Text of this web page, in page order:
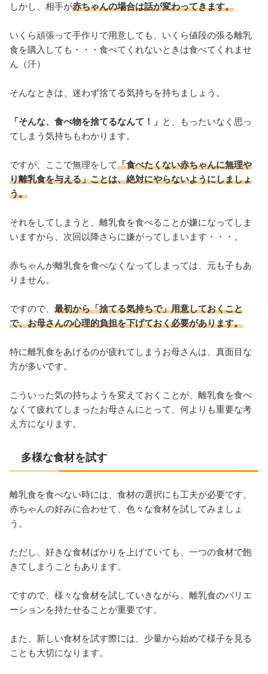
しかし、相手が赤ちゃんの場合は話が変わってきます。
いくら頑張って手作りで用意しても、いくら値段の張る離乳
食を購入しても・・・食べてくれないときは食べてくれませ
ん（汗）
そんなときは、迷わず捨てる気持ちを持ちましょう。
「そんな、食べ物を捨てるなんて！」 と、もったいなく思っ
てしまう気持ちもわかります。
ですが、ここで無理をして「食べたくない赤ちゃんに無理や
り離乳食を与える」ことは、絶対にやらないようにしましょ
う。
それをしてしまうと、離乳食を食べることが嫌になってしま
いますから、次回以降さらに嫌がってしまいます・・・。
赤ちゃんが離乳食を食べなくなってしまっては、元も子もあ
りません。
ですので、 最初から「捨てる気持ちで」用意しておくこと
で、お母さんの心理的負担を下げておく必要があります。
特に離乳食をあげるのが疲れてしまうお母さんは、真面目な
方が多いです。
こういった気の持ちようを変えておくことが、離乳食を食べ
なくて疲れてしまったお母さんにとって、何よりも重要な考
え方になります。
多様な食材を試す
離乳食を食べない時には、食材の選択にも工夫が必要です。
赤ちゃんの好みに合わせて、色々な食材を試してみましょ
う。
ただし、好きな食材ばかりを上げていても、一つの食材で飽
きてしまうこともあります。
ですので、様々な食材を試していきながら、離乳食のバリエ
ーションを持たせることが重要です。
また、新しい食材を試す際には、少量から始めて様子を見る
ことも大切になります。